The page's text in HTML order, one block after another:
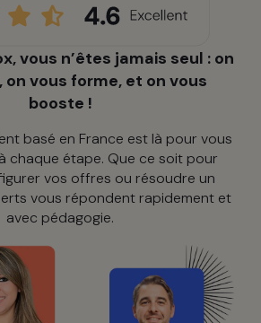
vous n’êtes jamais seul : on
on vous forme, et on vous
booste !
basé en France est là pour vous
chaque étape. Que ce soit pour
vos offres ou résoudre un
vous répondent rapidement et
avec pédagogie.